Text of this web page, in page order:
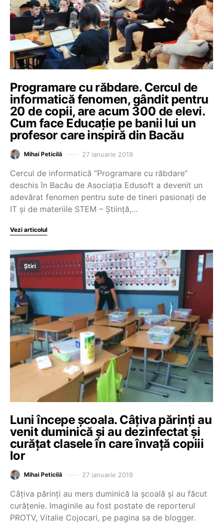
Programare cu răbdare. Cercul de
informatică fenomen, gândit pentru
20 de copii, are acum 300 de elevi.
Cum face Educație pe banii lui un
profesor care inspiră din Bacău
Mihai Peticilă 27 ianuarie 2019
Cercul de informatică ”Programare cu răbdare”
deschis în Bacău de Asociația Edusoft a devenit un
adevărat fenomen pentru sute de tineri pasionați de
IT și de materiile STEM – Știință,…
Vezi articolul
Știri
Luni începe şcoala. Câţiva părinţi au
venit duminică şi au dezinfectat şi
curăţat clasele în care învaţă copiii
lor
Mihai Peticilă 27 ianuarie 2019
Câţiva părinţi au mers duminică la şcoală şi au făcut
curăţenie. Imaginile au fost postate de reporterul
PROTV, Vitalie Cojocari, pe pagina sa de blogger.